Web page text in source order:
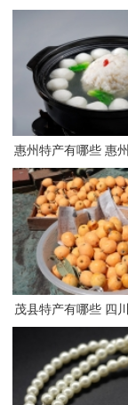
惠州特产有哪些 惠州
有哪些特产
茂县特产有哪些 四川
茂县有哪些特产